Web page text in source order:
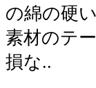
の綿の硬
素材のテ
損な..